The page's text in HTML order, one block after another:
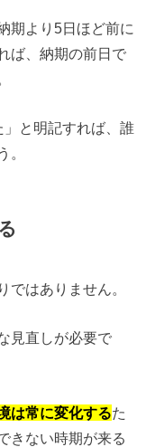
期より5日ほど前に
ば、納期の前日で
」と明記すれば、誰
。
ではありません。
見直しが必要で
は常に変化するた
きない時期が来る